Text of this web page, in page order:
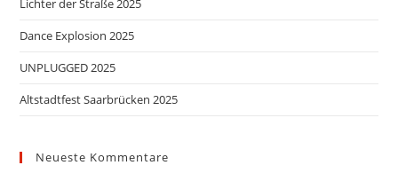
Lichter der Straße 2025
Dance Explosion 2025
UNPLUGGED 2025
Altstadtfest Saarbrücken 2025
Neueste Kommentare